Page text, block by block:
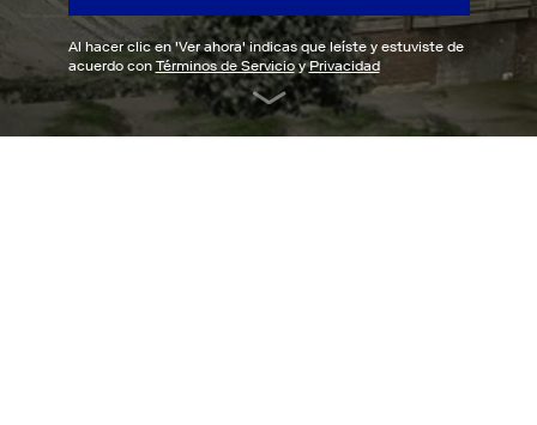
Al hacer clic en 'Ver ahora' indicas que leíste y estuviste de
acuerdo con Términos de ServicioyPrivacidad